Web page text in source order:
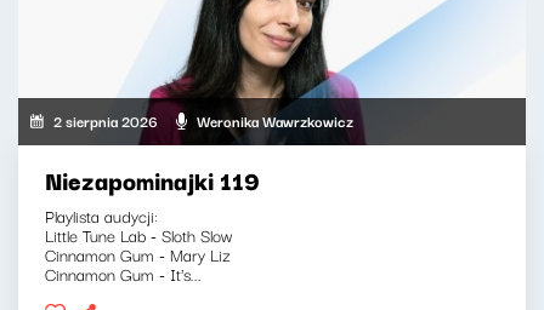
2 sierpnia 2026 Weronika Wawrzkowicz
Niezapominajki 119
Playlista audycji:
Little Tune Lab - Sloth Slow
Cinnamon Gum - Mary Liz
Cinnamon Gum - It's...